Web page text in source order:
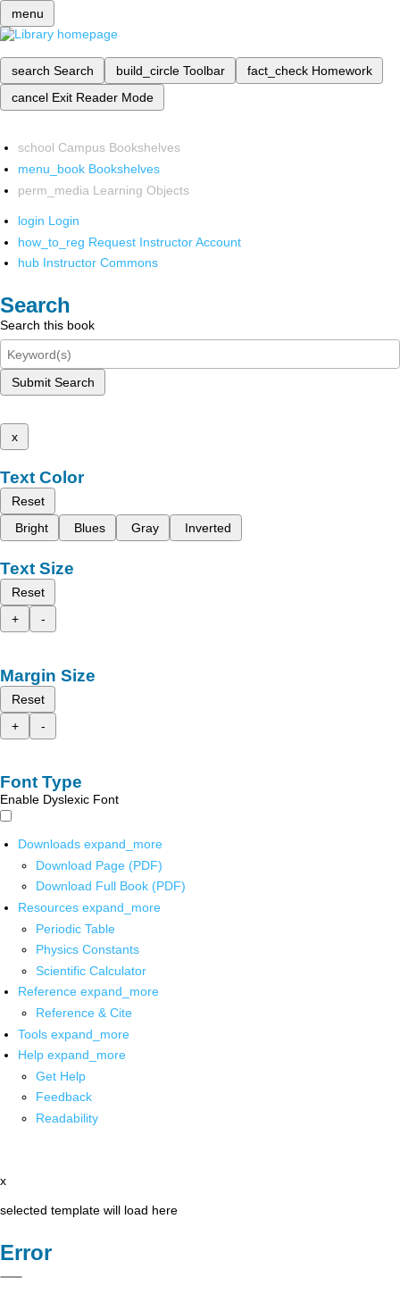
menu
search Search build_circle Toolbar fact_check Homework
cancel Exit Reader Mode
school Campus Bookshelves
menu_book Bookshelves
perm_media Learning Objects
login Login
how_to_reg Request Instructor Account
hub Instructor Commons
Search
Search this book
Submit Search
x
Text Color
Reset
Bright
Blues Gray Inverted
Text Size
Reset
+
-
Margin Size
Reset
+
-
Font Type
Enable Dyslexic Font
Downloads expand_more
Download Page (PDF)
Download Full Book (PDF)
Resources expand_more
Periodic Table
Physics Constants
Scientific Calculator
Reference expand_more
Reference & Cite
Tools expand_more
Help expand_more
Get Help
Feedback
Readability
x
selected template will load here
Error